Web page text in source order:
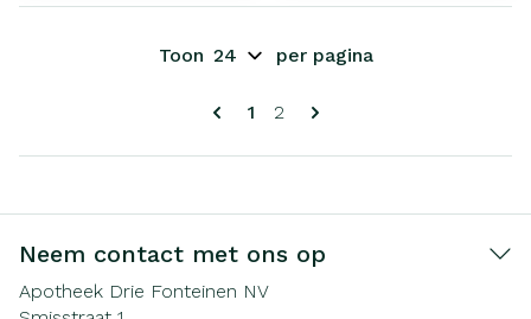
Pagina's
U lees momenteel pagina
1 Pagina
2
Toon per pagina
Neem contact met ons op
Apotheek Drie Fonteinen NV